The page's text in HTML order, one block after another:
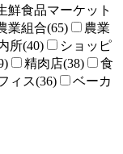
鮮食品マーケット
業組合(65)
農業
所(40)
ショッピ
精肉店(38)
食
ィス(36)
ベーカ